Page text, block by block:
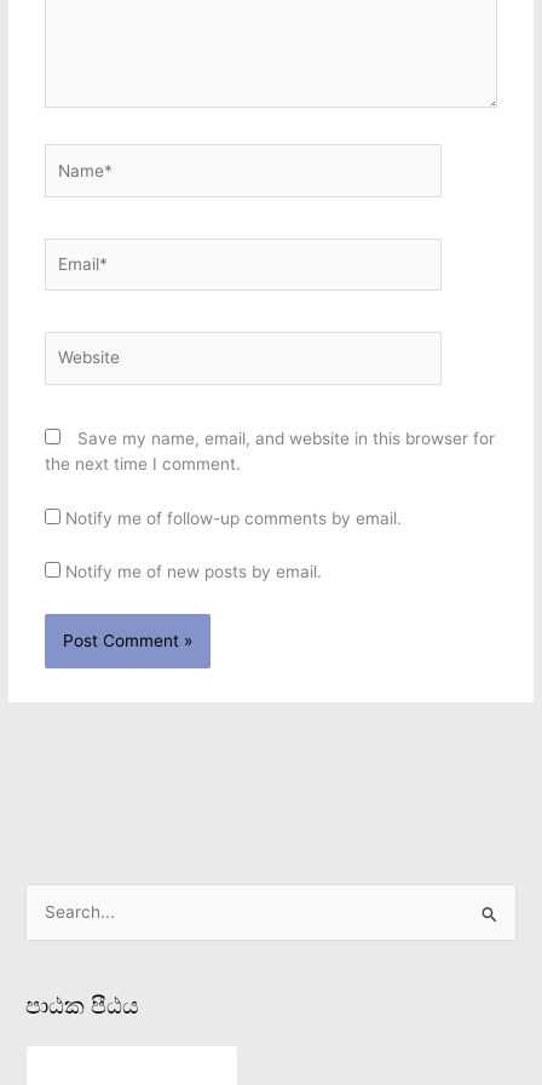
Save my name, email, and website in this browser for
the next time I comment.
Notify me of follow-up comments by email.
Notify me of new posts by email.
r
c
පාඨක පීඨය